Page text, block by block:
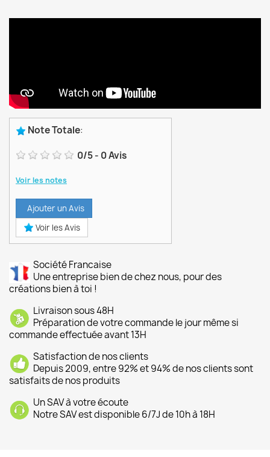
Note Totale:
0/5- 0Avis
Voir les notes
Ajouter un Avis
Voir les Avis
Société Francaise
Une entreprise bien de chez nous, pour des
créations bien à toi !
Livraison sous 48H
Préparation de votre commande le jour même si
commande effectuée avant 13H
Satisfaction de nos clients
Depuis 2009, entre 92% et 94% de nos clients sont
satisfaits de nos produits
Un SAV à votre écoute
Notre SAV est disponible 6/7J de 10h à 18H